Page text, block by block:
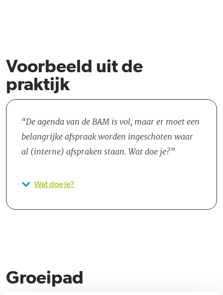
Voorbeeld uit de
praktijk
De agenda van de BAM is vol, maar er moet een
belangrijke afspraak worden ingeschoten waar
al (interne) afspraken staan. Wat doe je?
Wat doe je?
Groeipad